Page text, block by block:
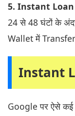
5. Instant
24 से 48 घंटों के
Wallet में Transfer
Instant
Google पर ऐसे